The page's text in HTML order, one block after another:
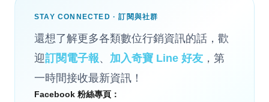
STAY CONNECTED · 訂閱與社群
還想了解更多各類數位行銷資訊的話，歡
迎訂閱電子報、 加入奇寶 Line 好友 ，第
一時間接收最新資訊！
Facebook 粉絲專頁：